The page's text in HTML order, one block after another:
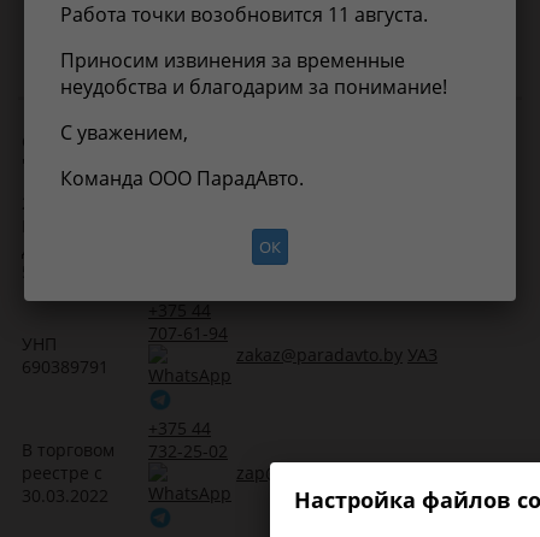
Настройка файлов
+375 29
im@paradavto.by
УНП
690389791
707-61-94
zakaz@paradavto.by УАЗ
В торговом
реестре с
30.03.2022
+375 44
732-25-02
zap@paradavto.by
Работа точки возобновится 11 августа.
Приносим извинения за временные
неудобства и благодарим за понимание!
С уважением,
Команда ООО ПарадАвто.
ОК